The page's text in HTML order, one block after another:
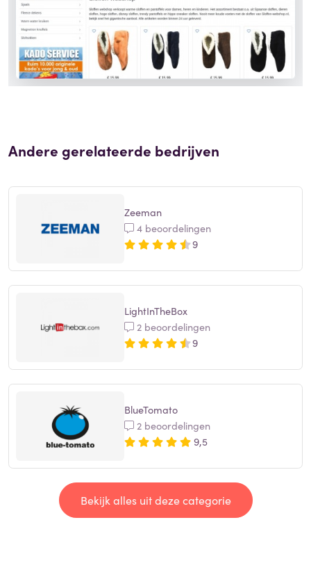
Andere gerelateerde bedrijven
Zeeman
4 beoordelingen
9
LightInTheBox
2 beoordelingen
9
BlueTomato
2 beoordelingen
9,5
Bekijk alles uit deze categorie